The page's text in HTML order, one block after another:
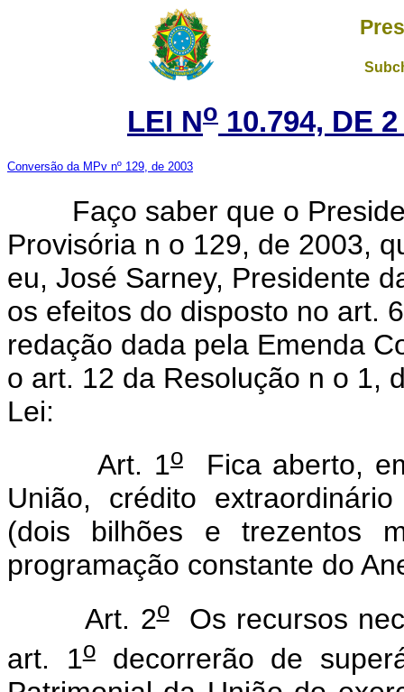
LEI No 10.794, DE
Conversão da MPv nº 129, de 2003
Faço saber que o
Provisória n o 129, de 2003,
eu, José Sarney, Presidente
os efeitos do disposto no art.
redação dada pela Emenda
o art. 12 da Resolução n o 1,
Lei:
Art. 1o Fica aberto,
União, crédito
(dois bilhões e trezentos
programação constante do
Art. 2oOs recursos
art. 1odecorrerão de